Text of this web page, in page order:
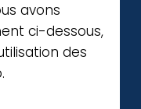
avons
ci-dessous,
des